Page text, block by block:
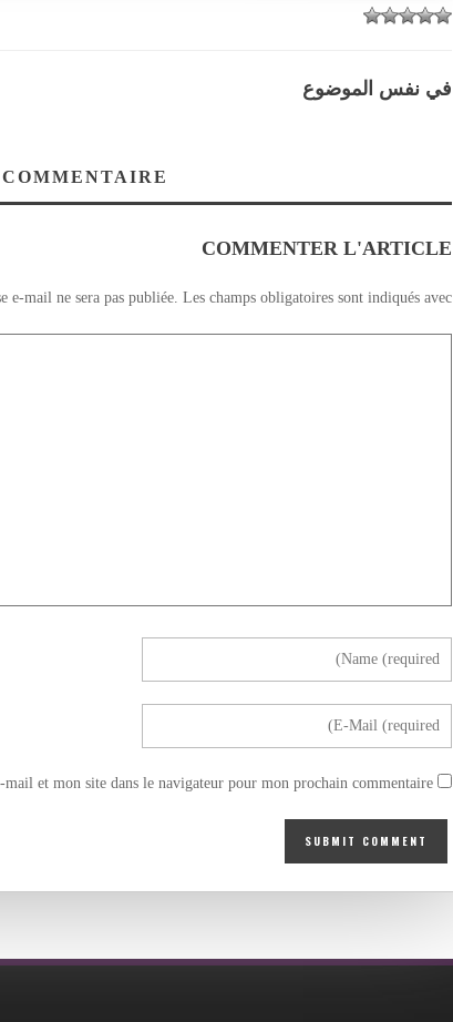
في نفس الموضوع
COMMENTER L'ARTICLE
e-mail ne sera pas publiée. Les champs obligatoires sont indiqués avec
et mon site dans le navigateur pour mon prochain commentaire.